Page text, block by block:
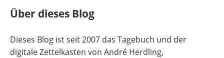
Über dieses Blog
Dieses Blog ist seit 2007 das Tagebuch und der
digitale Zettelkasten von André Herdling,